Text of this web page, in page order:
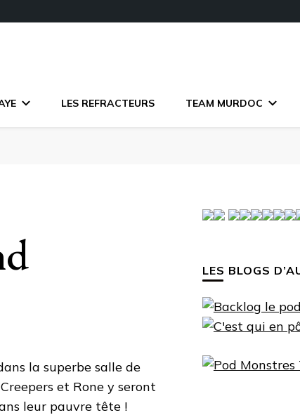
LES REFRACTEURS TEAM MURDOC
la superbe salle de
et Rone y seront
leur pauvre tête !
LES BLOGS